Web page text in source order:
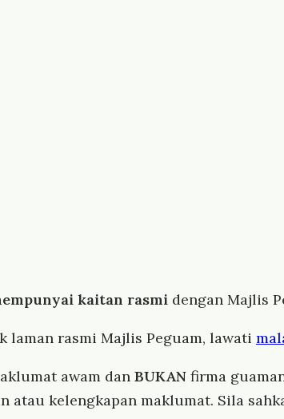
kaitan rasmi dengan Majlis
laman rasmi Majlis Peguam, lawati
awam dan BUKAN firma
atau kelengkapan maklumat. Sila